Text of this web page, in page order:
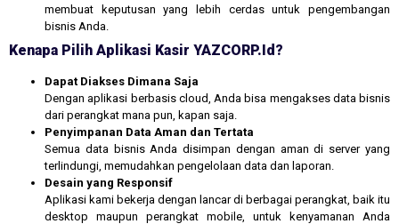
membuat keputusan yang lebih cerdas untuk pengembangan
bisnis Anda.
Kenapa Pilih Aplikasi Kasir YAZCORP.id?
Dapat Diakses Dimana Saja
Dengan aplikasi berbasis cloud, Anda bisa mengakses data bisnis
dari perangkat mana pun, kapan saja.
Penyimpanan Data Aman dan Tertata
Semua data bisnis Anda disimpan dengan aman di server yang
terlindungi, memudahkan pengelolaan data dan laporan.
Desain yang Responsif
Aplikasi kami bekerja dengan lancar di berbagai perangkat, baik itu
desktop maupun perangkat mobile, untuk kenyamanan Anda